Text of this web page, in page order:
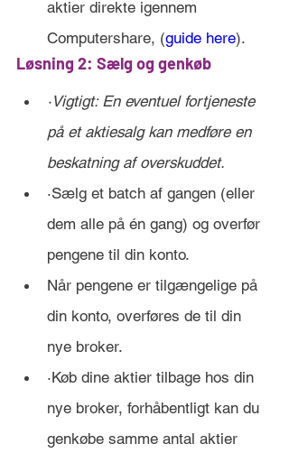
aktier direkte igennem
Computershare, (guide here).
Løsning 2: Sælg og genkøb
·Vigtigt: En eventuel fortjeneste
på et aktiesalg kan medføre en
beskatning af overskuddet.
·Sælg et batch af gangen (eller
dem alle på én gang) og overfør
pengene til din konto.
Når pengene er tilgængelige på
din konto, overføres de til din
nye broker.
·Køb dine aktier tilbage hos din
nye broker, forhåbentligt kan du
genkøbe samme antal aktier